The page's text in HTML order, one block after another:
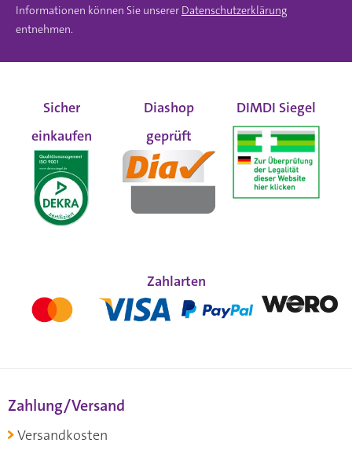
Informationen können Sie unserer Datenschutzerklärung
entnehmen.
Sicher
einkaufen
Diashop
geprüft
DIMDI Siegel
Zahlarten
Zahlung/Versand
Versandkosten